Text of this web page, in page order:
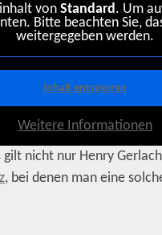
von Standard . Um
Bitte beachten Sie,
weitergegeben werden.
Inhalt entsperren
Weitere Informationen
nicht nur Henry
, bei denen man eine